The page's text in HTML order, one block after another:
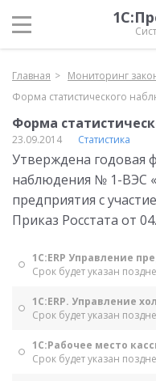
Главная Мониторинг
Форма статистического
Форма
23.09.2014 Статистика
Утверждена годовая
наблюдения № 1-ВЭС
предприятия с
Приказ Росстата от
1С:ERP Управление
Срок будет указан
1С:ERP. Управление
Срок будет указан
1С:Рабочее место
Срок будет указан